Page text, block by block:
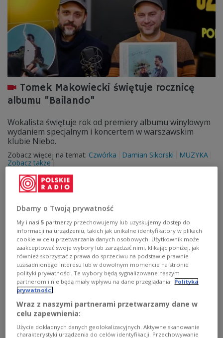
Tomek Makowiecki świętuje rocznicę
albumu "Bailando"
Wokalista świętuje rok od premiery albumu winylowym
wydaniem specjalnym i koncertem w warszawskim
klubie Niebo.
Zobacz więcej na temat: Czwórka Damian Sikorski
MUZYKA
Zobacz także
Muzyk Tomasz Makowiecki obchodzi
mały jubileusz. Co przygotował dla fanów?
- Nie mogę się doczekać. Tęsknię za publicznością -
przyznał muzyk w audycji "Folder ulubione".
Dbamy o Twoją prywatność
My i nasi5 partnerzy przechowujemy lub uzyskujemy dostęp do
informacji na urządzeniu, takich jak unikalne identyfikatory w plikach
cookie w celu przetwarzania danych osobowych. Użytkownik może
zaakceptować swoje wybory lub zarządzać nimi, klikając poniżej, jak
również skorzystać z prawa do sprzeciwu na podstawie prawnie
uzasadnionego interesu lub w dowolnym momencie na stronie
polityki prywatności. Te wybory będą sygnalizowane naszym
partnerom i nie będą miały wpływu na dane przeglądania. Polityka
prywatności
Wraz z naszymi partnerami przetwarzamy dane w
celu zapewnienia:
Użycie dokładnych danych geolokalizacyjnych. Aktywne skanowanie
charakterystyki urządzenia do celów identyfikacji. Przechowywanie